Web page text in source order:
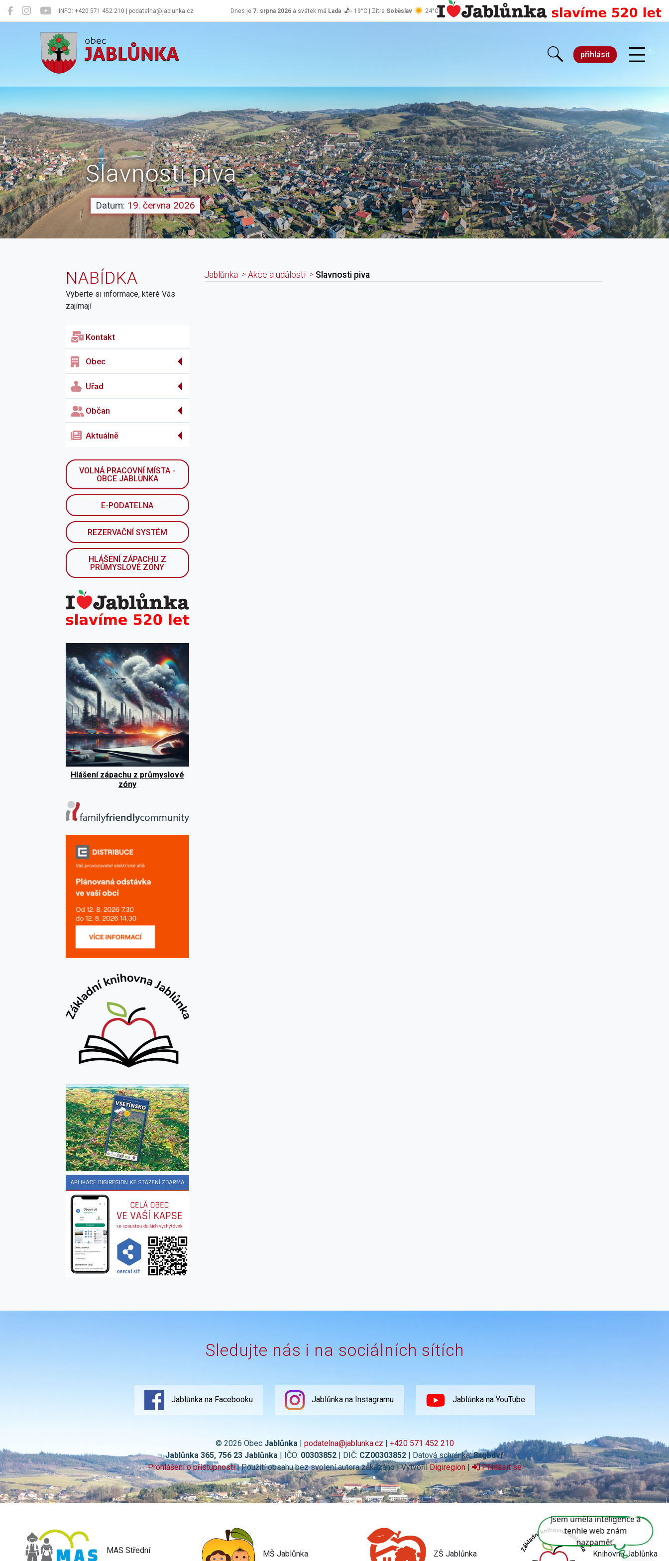
INFO: +420 571 452 210 | podatelna@jablunka.cz Dnes je 7. srpna 2026 a svátek má Lada 19°C | Zítra Soběslav 24°C
Jablůnka
přihlásit
Slavnosti piva
Datum: 19. června 2026
NABÍDKA
Vyberte si informace, které Vás
zajímají
Kontakt
Obec
Uřad
Občan
Aktuálně
VOLNÁ PRACOVNÍ MÍSTA -
OBCE JABLŮNKA
E-PODATELNA
REZERVAČNÍ SYSTÉM
HLÁŠENÍ ZÁPACHU Z
PRŮMYSLOVÉ ZÓNY
Hlášení zápachu z průmyslové
zóny
Jablůnka Akce a události Slavnosti piva
Sledujte nás i na sociálních sítích
Jablůnka na Facebooku Jablůnka na Instagramu Jablůnka na YouTube
© 2026 Obec Jablůnka| podatelna@jablunka.cz
+420 571 452 210
Jablůnka 365, 756 23 Jablůnka | IČO: 00303852 | DIČ: CZ00303852 | Datová schránka:8xgbdvf
Prohlášení o přístupnosti| Použití obsahu bez svolení autora zakázáno | VytvořilDigiregion| Přihlásit se
MAS Střední MŠ Jablůnka ZŠ Jablůnka Knihovna Jablůnka
Jsem umělá inteligence a
tenhle web znám
nazpaměť.